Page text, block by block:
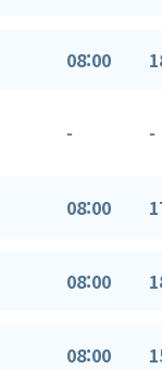
08:00
- -
08:00
08:00
08:00